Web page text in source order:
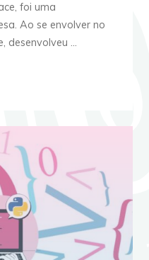
foi uma
Ao se envolver no
desenvolveu …